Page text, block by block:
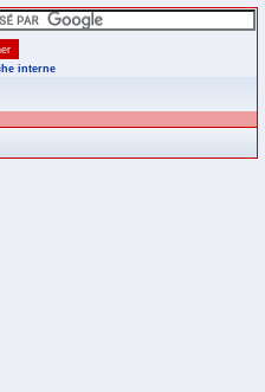
interne